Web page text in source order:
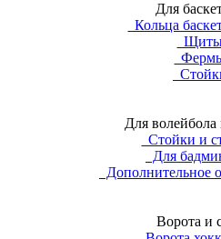
Для
Кольца
Для волейбола
Стойки и
Для
Дополнительное
Ворота и